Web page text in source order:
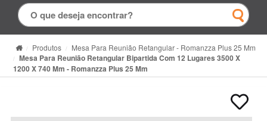
Produtos Mesa Para Reunião Retangular - Romanzza Plus 25 Mm
Mesa Para Reunião Retangular Bipartida Com 12 Lugares 3500 X
1200 X 740 Mm - Romanzza Plus 25 Mm